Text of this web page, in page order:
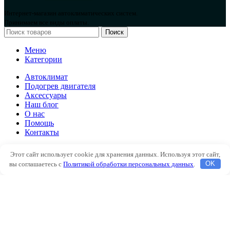
Интернет-магазин автоклиматических систем.
Принимаем все виды оплаты.
Поиск
Меню
Категории
Автоклимат
Подогрев двигателя
Аксессуары
Наш блог
О нас
Помощь
Контакты
Подогрев двигателя
Аксессуары
Этот сайт использует cookie для хранения данных. Используя этот сайт,
вы соглашаетесь сПолитикой обработки персональных данных OK